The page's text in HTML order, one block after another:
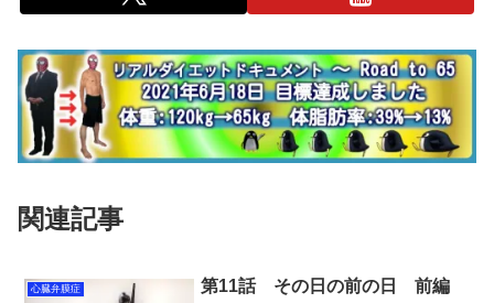
関連記事
心臓弁膜症 第11話 その日の前の日 前編